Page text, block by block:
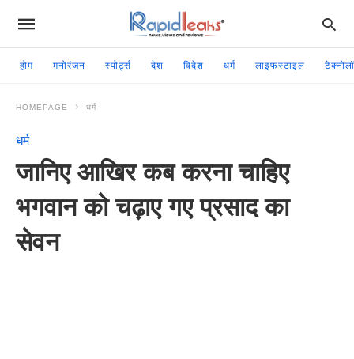
होम मनोरंजन स्पोर्ट्स देश विदेश धर्म लाइफस्टाइल
HOMEPAGE धर्म
धर्म
जानिए आखिर कब करना चाहिए
भगवान को चढ़ाए गए प्रसाद का
सेवन